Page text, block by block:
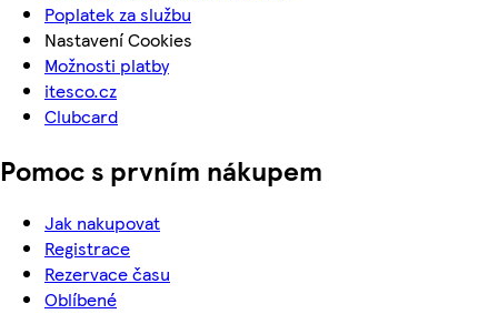
Poplatek za službu
Nastavení Cookies
Možnosti platby
itesco.cz
Clubcard
Pomoc s prvním nákupem
Jak nakupovat
Registrace
Rezervace času
Oblíbené